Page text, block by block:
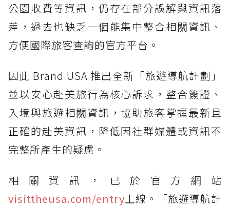
公園收費等資訊，仍存在部分誤解與資訊落
差，過去也缺乏一個能集中整合相關資訊、
方便國際旅客查詢的官方平台。
因此 Brand USA 推出全新「旅遊導航計劃」
並以安心赴美旅行為核心訴求，整合簽證、
入境與旅遊相關資訊，協助旅客掌握最新且
正確的赴美資訊，降低因社群媒體或資訊不
完整所產生的疑慮。
相關資訊，已於官方網站
visittheusa.com/entry上線。「旅遊導航計